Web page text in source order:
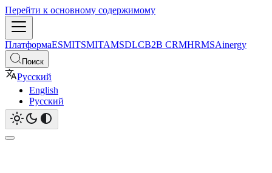
Перейти к основному содержимому
ПлатформаESMITSMITAMSDLCB2B CRMHRMSAinergy
Поиск
Русский
English
Русский